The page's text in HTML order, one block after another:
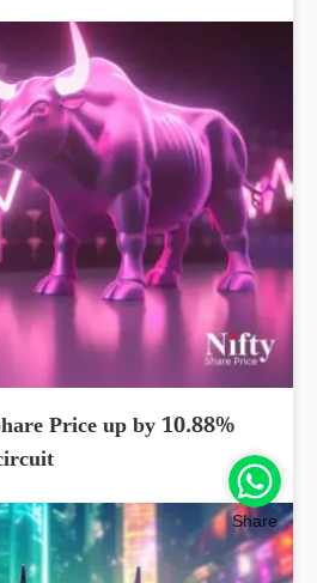
Price up by 10.88%
Share